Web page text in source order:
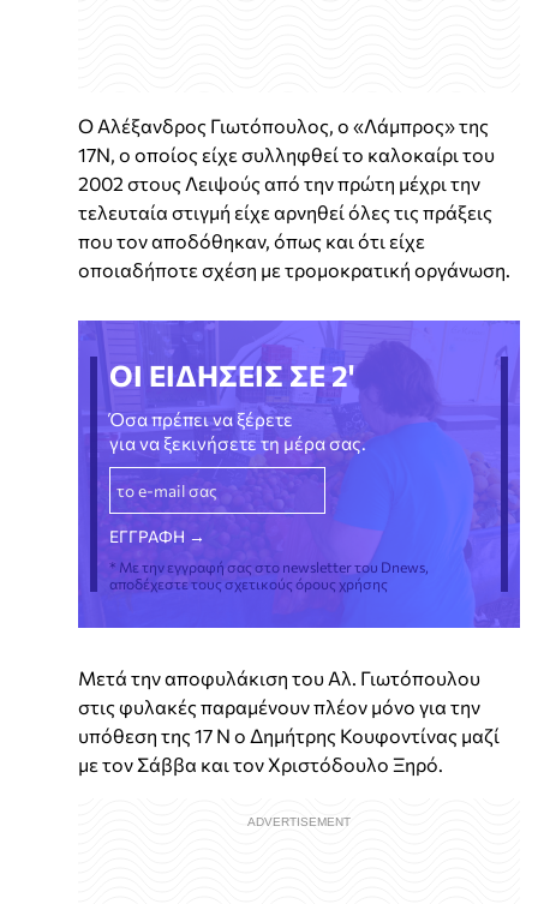
Ο Αλέξανδρος Γιωτόπουλος, ο «Λάμπρος» της
17Ν, ο οποίος είχε συλληφθεί το καλοκαίρι του
2002 στους Λειψούς από την πρώτη μέχρι την
τελευταία στιγμή είχε αρνηθεί όλες τις πράξεις
που τον αποδόθηκαν, όπως και ότι είχε
οποιαδήποτε σχέση με τρομοκρατική οργάνωση.
ΟΙ ΕΙΔΗΣΕΙΣ ΣΕ 2'
Όσα πρέπει να ξέρετε
για να ξεκινήσετε τη μέρα σας.
* Με την εγγραφή σας στο newsletter του Dnews,
αποδέχεστε τους σχετικούς όρους χρήσης
Μετά την αποφυλάκιση του Αλ. Γιωτόπουλου
στις φυλακές παραμένουν πλέον μόνο για την
υπόθεση της 17 Ν ο Δημήτρης Κουφοντίνας μαζί
με τον Σάββα και τον Χριστόδουλο Ξηρό.